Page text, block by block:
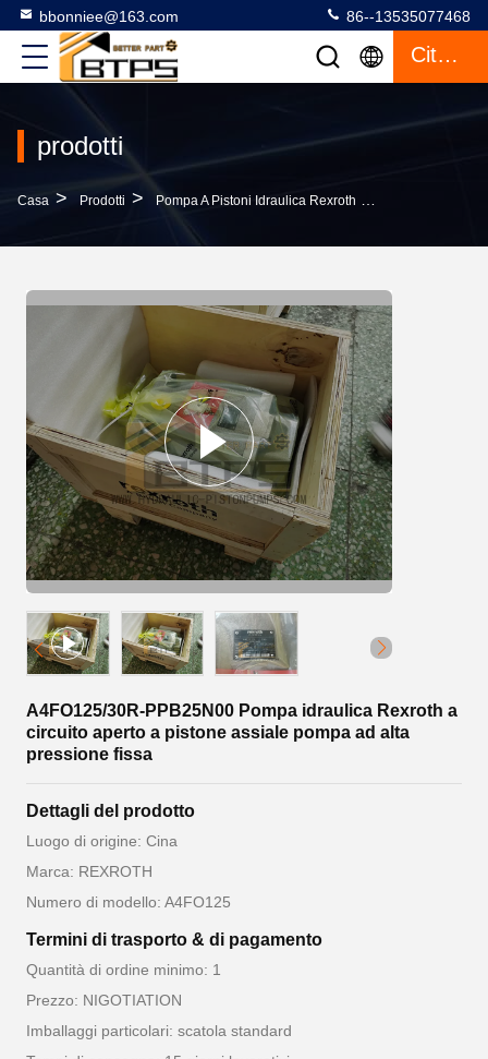
bbonniee@163.com 86--13535077468
Citazione
prodotti
Casa > Prodotti > Pompa A Pistoni Idraulica Rexroth >
A4FO125/30R-PPB25N00 Pompa idraulica Rexroth a
circuito aperto a pistone assiale pompa ad alta
pressione fissa
Dettagli del prodotto
Luogo di origine: Cina
Marca: REXROTH
Numero di modello: A4FO125
Termini di trasporto & di pagamento
Quantità di ordine minimo: 1
Prezzo: NIGOTIATION
Imballaggi particolari: scatola standard